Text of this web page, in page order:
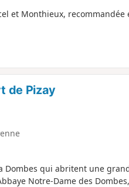
et Monthieux,
de Pizay
Dombes qui abritent une
Notre-Dame des